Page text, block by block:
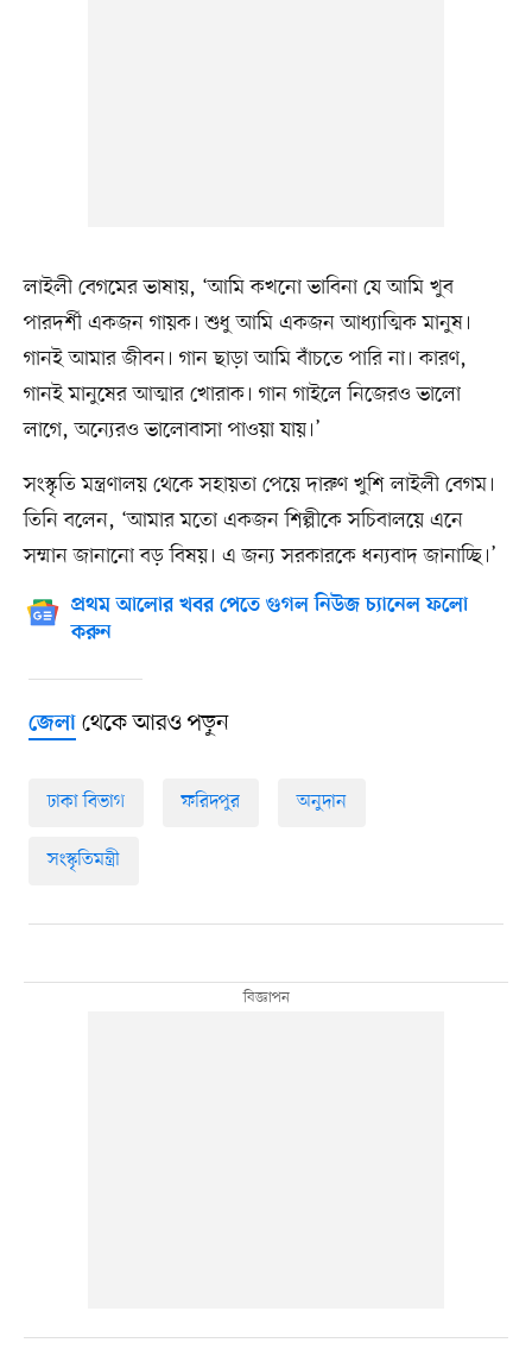
লাইলী বেগমের ভাষায়, ‘আমি কখনো ভাবিনা যে আমি খুব
পারদর্শী একজন গায়ক। শুধু আমি একজন আধ্যাত্মিক মানুষ।
গানই আমার জীবন। গান ছাড়া আমি বাঁচতে পারি না। কারণ,
গানই মানুষের আত্মার খোরাক। গান গাইলে নিজেরও ভালো
লাগে, অন্যেরও ভালোবাসা পাওয়া যায়।’
সংস্কৃতি মন্ত্রণালয় থেকে সহায়তা পেয়ে দারুণ খুশি লাইলী বেগম।
তিনি বলেন, ‘আমার মতো একজন শিল্পীকে সচিবালয়ে এনে
সম্মান জানানো বড় বিষয়। এ জন্য সরকারকে ধন্যবাদ জানাচ্ছি।’
প্রথম আলোর খবর পেতে গুগল নিউজ চ্যানেল ফলো
করুন
জেলাথেকে আরও পড়ুন
ঢাকা বিভাগ ফরিদপুর অনুদান
সংস্কৃতিমন্ত্রী